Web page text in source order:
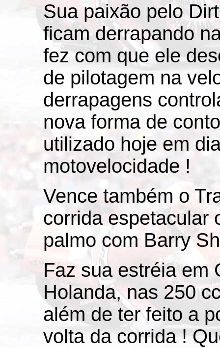
Sua paixão pelo
ficam derrapando
fez com que ele
de pilotagem na
derrapagens
nova forma de
utilizado hoje em
motovelocidade !
Vence também o
corrida espetacular
palmo com Barry
Faz sua estréia em
Holanda, nas 250
além de ter feito a
volta da corrida !